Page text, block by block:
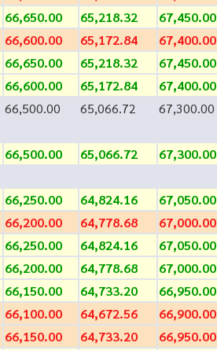
66,650.00 65,218.32 67,450.00
66,600.00 65,172.84 67,400.00
66,650.00 65,218.32 67,450.00
66,600.00 65,172.84 67,400.00
66,500.00 65,066.72 67,300.00
66,500.00 65,066.72 67,300.00
66,250.00 64,824.16 67,050.00
66,200.00 64,778.68 67,000.00
66,250.00 64,824.16 67,050.00
66,200.00 64,778.68 67,000.00
66,150.00 64,733.20 66,950.00
66,100.00 64,672.56 66,900.00
66,150.00 64,733.20 66,950.00